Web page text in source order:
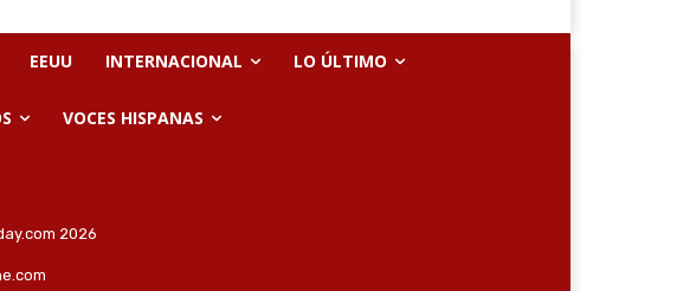
EEUU INTERNACIONAL LO ÚLTIMO
VOCES HISPANAS
2026